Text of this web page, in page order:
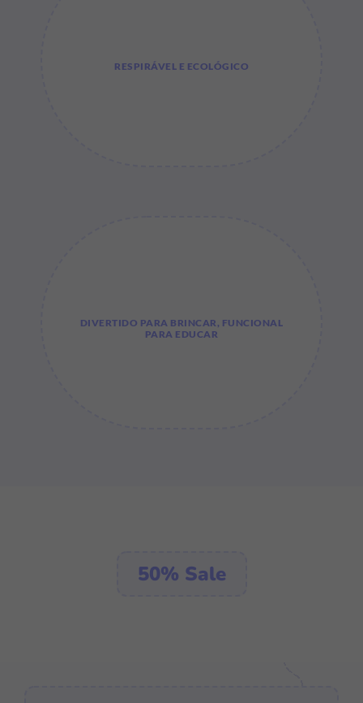
RESPIRÁVEL E ECOLÓGICO
DIVERTIDO PARA BRINCAR, FUNCIONAL
PARA EDUCAR
50% Sale